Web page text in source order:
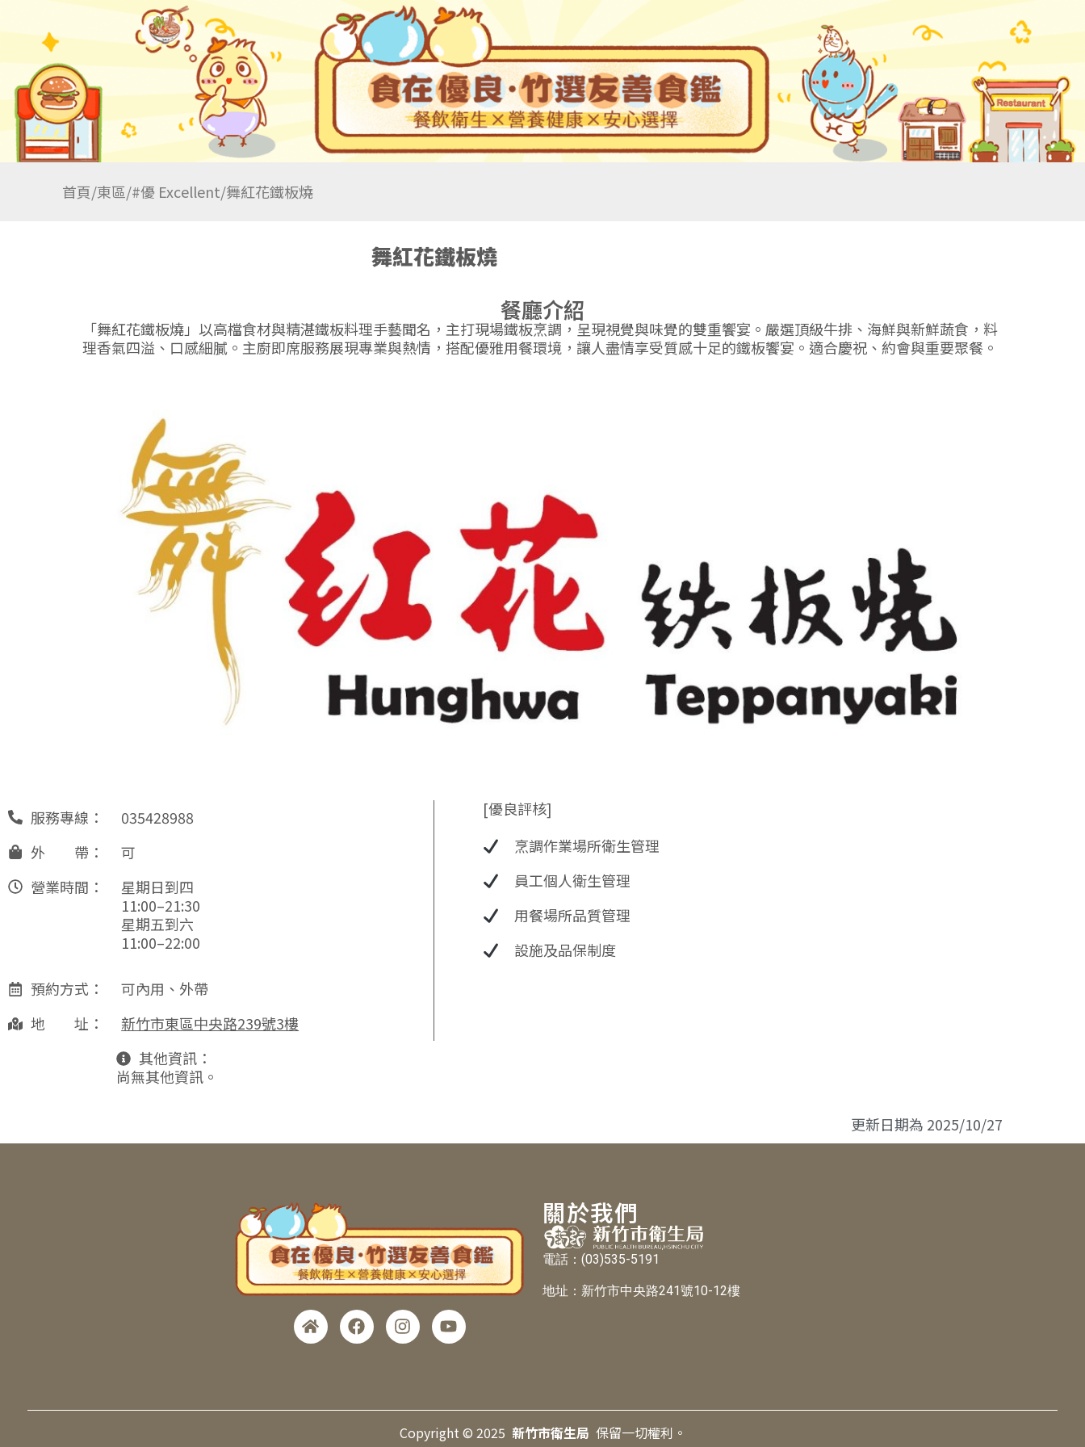
首頁/東區/#優 Excellent/舞紅花鐵板燒
舞紅花鐵板燒
餐廳介紹
「舞紅花鐵板燒」以高檔食材與精湛鐵板料理手藝聞名，主打現場鐵板烹調，呈現視覺與味覺的雙重饗宴。嚴選頂級牛排、海鮮與新鮮蔬食，料
理香氣四溢、口感細膩。主廚即席服務展現專業與熱情，搭配優雅用餐環境，讓人盡情享受質感十足的鐵板饗宴。適合慶祝、約會與重要聚餐。
服務專線：
035428988
外 帶：
可
營業時間：
星期日到四
11:00–21:30
星期五到六
11:00–22:00
預約方式：
可內用、外帶
地 址：
新竹市東區中央路239號3樓
[優良評核]
烹調作業場所衛生管理
員工個人衛生管理
用餐場所品質管理
設施及品保制度
其他資訊：
尚無其他資訊。
更新日期為 2025/10/27
關於我們
電話：(03)535-5191
地址：新竹市中央路241號10-12樓
Copyright ©︎ 2025 新竹市衛生局 保留一切權利。